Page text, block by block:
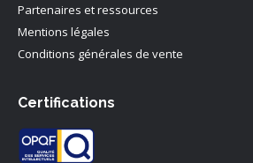
Partenaires et ressources
Mentions légales
Conditions générales de vente
Certifications